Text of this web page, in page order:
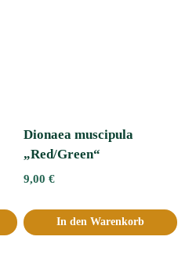
Dionaea muscipula
„Red/Green“
9,00 €
In den Warenkorb